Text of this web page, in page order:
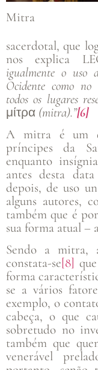
Mitra
sacerdotal, que
nos explica
igualmente o uso
Ocidente como
todos os lugares
μίτρα (mitra).”[6]
A mitra é um
príncipes da
enquanto
antes desta
depois, de uso
alguns autores,
também que é
sua forma atual –
Sendo a mitra,
constata-se[8]
forma
se a vários
exemplo, o
cabeça, o que
sobretudo no
também que
venerável